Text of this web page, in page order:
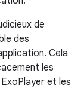
de
des
Cela
les
et les